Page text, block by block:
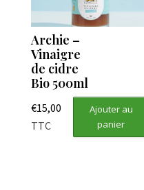
Archie –
Vinaigre
de cidre
Bio 500ml
€15,00
TTC
Ajouter au
panier